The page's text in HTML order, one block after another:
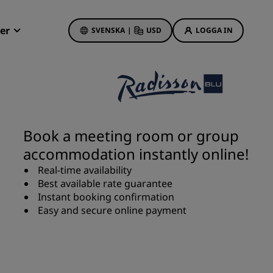
SVENSKA | USD LOGGA IN
Hotellerbjudanden
Första gången gillt
Deals of the Day
Förhandsboka
Se våra paket
Book a meeting room or group
accommodation instantly online!
Real-time availability
Best available rate guarantee
Instant booking confirmation
Easy and secure online payment